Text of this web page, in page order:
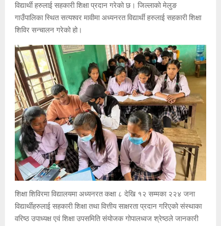
विद्यार्थी हरुलाई सहकारी शिक्षा प्रदान गरेको छ। जिल्लाको मेलुङ
गाउँपालिका स्थित सत्यश्वर मावीमा अध्यनरत विद्यार्थी हरुलाई सहकारी शिक्षा
शिविर सन्चालन गरेको हो।
शिक्षा शिविरमा विद्यालयमा अध्यनरत कक्षा ८ देखि १२ सम्मका २२४ जना
विद्यार्थीहरुलाई सहकारी शिक्षा तथा वित्तीय साक्षरता प्रदान गरिएको संस्थाका
वरिष्ठ उपाध्यक्ष एवं शिक्षा उपसमिति संयोजक गोपालध्वज श्रेष्ठले जानकारी